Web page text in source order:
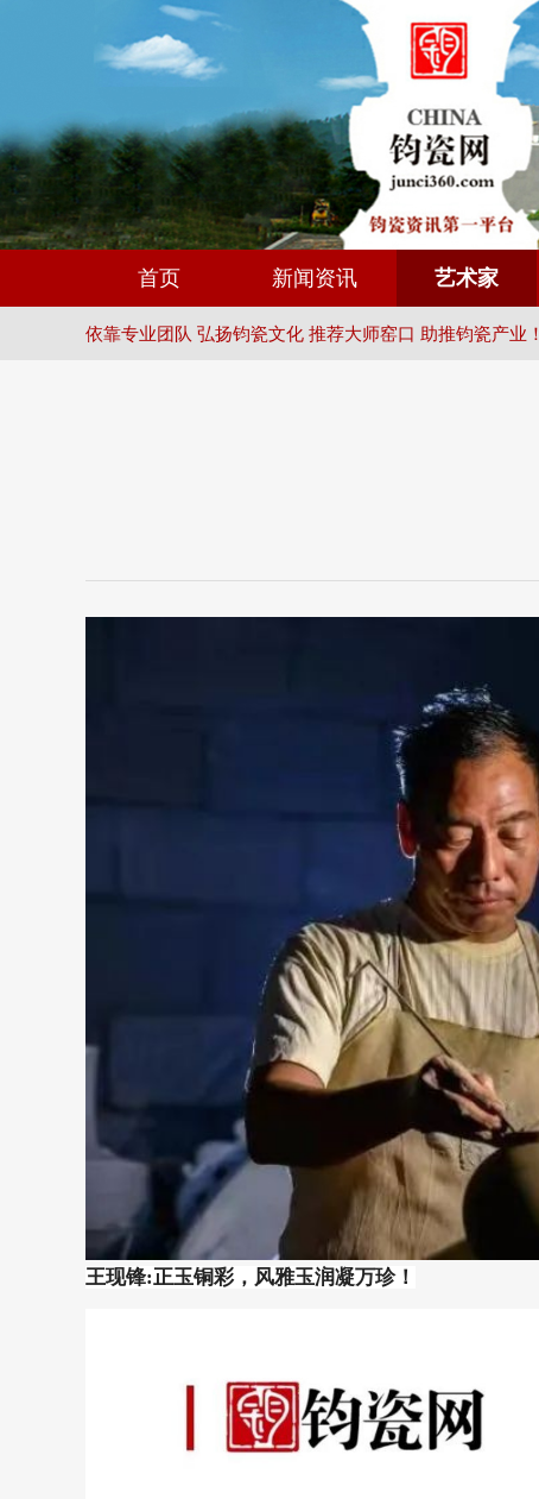
首页 新闻资讯 艺术家
依靠专业团队 弘扬钧瓷文化 推荐大师窑口 助推钧瓷产业！
王现锋:正玉铜彩，风雅玉润凝万珍！